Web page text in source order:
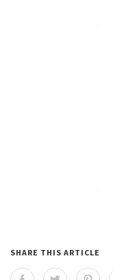
SHARE THIS ARTICLE